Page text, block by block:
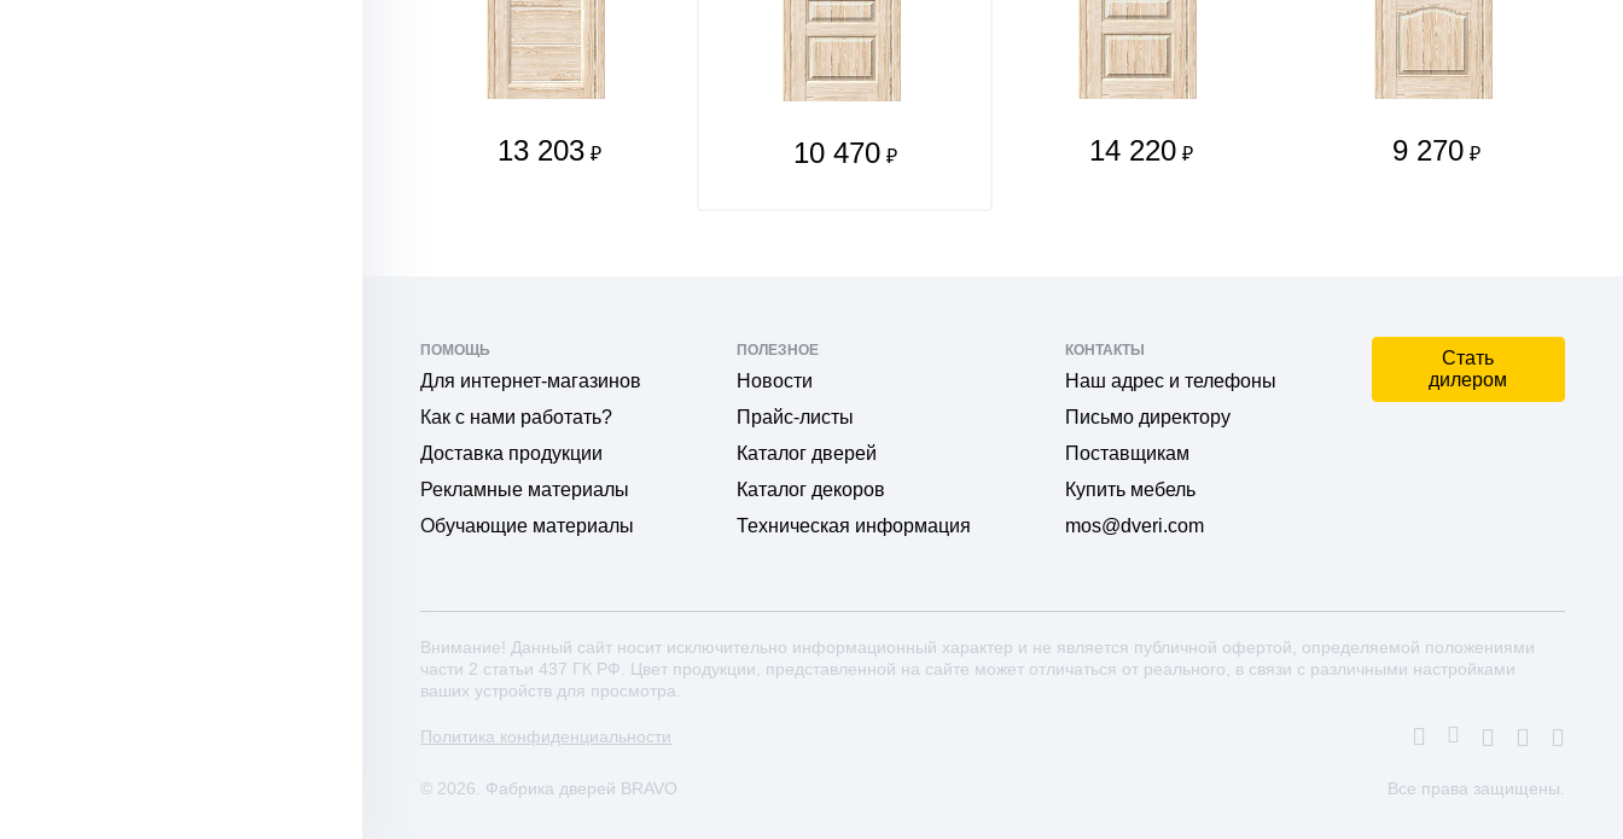
13 203 ₽ 10 470 ₽ 14 220 ₽ 9 270 ₽
ПОМОЩЬ
Для интернет-магазинов
Как с нами работать?
Доставка продукции
Рекламные материалы
Обучающие материалы
ПОЛЕЗНОЕ
Новости
Прайс-листы
Каталог дверей
Каталог декоров
Техническая информация
КОНТАКТЫ
Наш адрес и телефоны
Письмо директору
Поставщикам
Купить мебель
mos@dveri.com
Стать
дилером
Внимание! Данный сайт носит исключительно информационный характер и не является публичной офертой, определяемой положениями
части 2 статьи 437 ГК РФ. Цвет продукции, представленной на сайте может отличаться от реального, в связи с различными настройками
ваших устройств для просмотра.
Политика конфиденциальности
© 2026. Фабрика дверей BRAVO Все права защищены.